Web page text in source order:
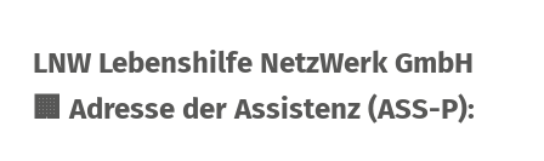
LNW Lebenshilfe NetzWerk GmbH
🏢 Adresse der Assistenz (ASS-P):